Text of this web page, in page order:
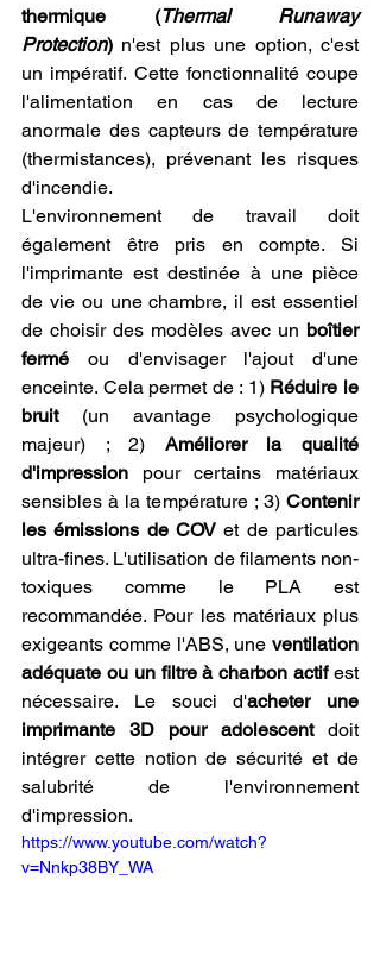
thermique (Thermal Runaway
Protection) n'est plus une option, c'est
un impératif. Cette fonctionnalité coupe
l'alimentation en cas de lecture
anormale des capteurs de température
(thermistances), prévenant les risques
d'incendie.
L'environnement de travail doit
également être pris en compte. Si
l'imprimante est destinée à une pièce
de vie ou une chambre, il est essentiel
de choisir des modèles avec un boîtier
fermé ou d'envisager l'ajout d'une
enceinte. Cela permet de : 1) Réduire le
bruit (un avantage psychologique
majeur) ; 2) Améliorer la qualité
d'impression pour certains matériaux
sensibles à la température ; 3) Contenir
les émissions de COV et de particules
ultra-fines. L'utilisation de filaments non-
toxiques comme le PLA est
recommandée. Pour les matériaux plus
exigeants comme l'ABS, une ventilation
adéquate ou un filtre à charbon actif est
nécessaire. Le souci d'acheter une
imprimante 3D pour adolescent doit
intégrer cette notion de sécurité et de
salubrité de l'environnement
d'impression.
https://www.youtube.com/watch?
v=Nnkp38BY_WA